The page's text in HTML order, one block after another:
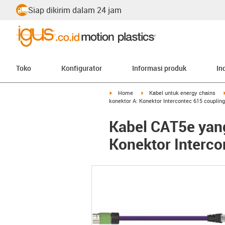
Siap dikirim dalam 24 jam
Toko Konfigurator Informasi produk
igus-icon-arrow-right
Home igus-icon-arrow-right
Kabel untuk energy chains
konektor A: Konektor Intercontec 615
Kabel CAT5e
Konektor